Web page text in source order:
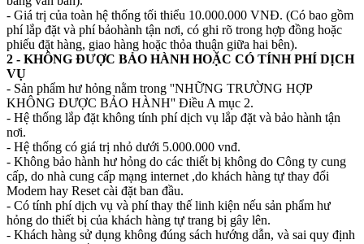
- Giá trị của toàn hệ thống tối thiểu 10.000.000 VNĐ. (Có bao gồm
phí lắp đặt và phí bảohành tận nơi, có ghi rõ trong hợp đồng hoặc
phiếu đặt hàng, giao hàng hoặc thỏa thuận giữa hai bên).
2 - KHÔNG ĐƯỢC BẢO HÀNH HOẶC CÓ TÍNH PHÍ DỊCH
VỤ
- Sản phẩm hư hỏng nằm trong ''NHỮNG TRƯỜNG HỢP
KHÔNG ĐƯỢC BẢO HÀNH'' Điều A mục 2.
- Hệ thống lắp đặt không tính phí dịch vụ lắp đặt và bảo hành tận
nơi.
- Hệ thống có giá trị nhỏ dưới 5.000.000 vnđ.
- Không bảo hành hư hỏng do các thiết bị không do Công ty cung
cấp, do nhà cung cấp mạng internet ,do khách hàng tự thay đổi
Modem hay Reset cài đặt ban đầu.
- Có tính phí dịch vụ và phí thay thế linh kiện nếu sản phẩm hư
hỏng do thiết bị của khách hàng tự trang bị gây lên.
- Khách hàng sử dụng không đúng sách hướng dẫn, và sai quy định